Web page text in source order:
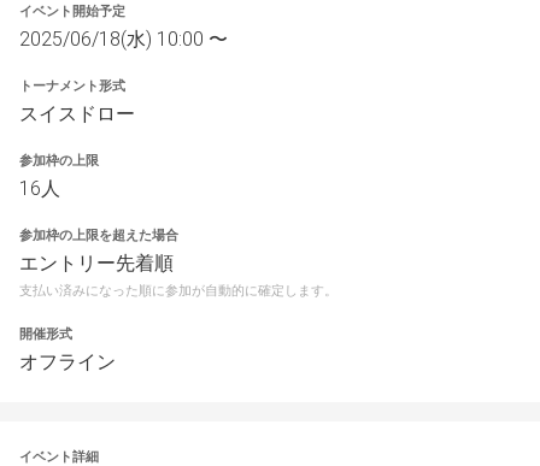
イベント開始予定
2025/06/18(水) 10:00 〜
トーナメント形式
スイスドロー
参加枠の上限
16人
参加枠の上限を超えた場合
エントリー先着順
支払い済みになった順に参加が自動的に確定します。
開催形式
オフライン
イベント詳細